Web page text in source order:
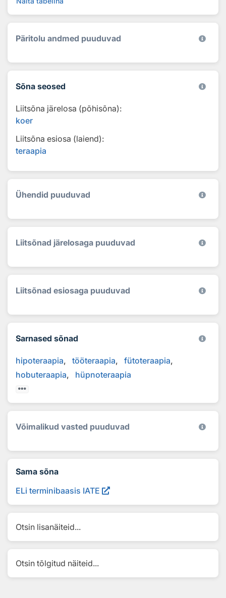
Päritolu andmed puuduvad
Sõna seosed
Liitsõna järelosa (põhisõna):
koer
Liitsõna esiosa (laiend):
teraapia
Ühendid puuduvad
Liitsõnad järelosaga puuduvad
Liitsõnad esiosaga puuduvad
Sarnased sõnad
hipoteraapia tööteraapia
fütoteraapia
hobuteraapia
hüpnoteraapia
Võimalikud vasted puuduvad
Sama sõna
ELi terminibaasis IATE
Otsin lisanäiteid...
Otsin tõlgitud näiteid...